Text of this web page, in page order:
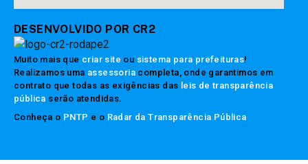
DESENVOLVIDO POR CR2
Muito mais que criar site ou sistema para prefeituras!
Realizamos uma assessoria completa, onde garantimos em
contrato que todas as exigências das leis de transparência
pública serão atendidas.
Conheça o PNTP e o Radar da Transparência Pública